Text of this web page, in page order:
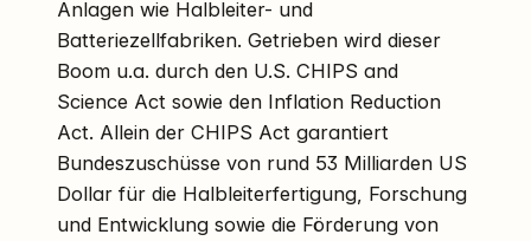
Anlagen wie Halbleiter- und
Batteriezellfabriken. Getrieben wird dieser
Boom u.a. durch den U.S. CHIPS and
Science Act sowie den Inflation Reduction
Act. Allein der CHIPS Act garantiert
Bundeszuschüsse von rund 53 Milliarden US
Dollar für die Halbleiterfertigung, Forschung
und Entwicklung sowie die Förderung von